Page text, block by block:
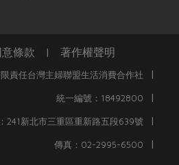
條款 | 著作權聲明
責任台灣主婦聯盟生活消費合作社 |
統一編號：18492800 |
241新北市三重區重新路五段639號 |
傳真：02-2995-6500 |